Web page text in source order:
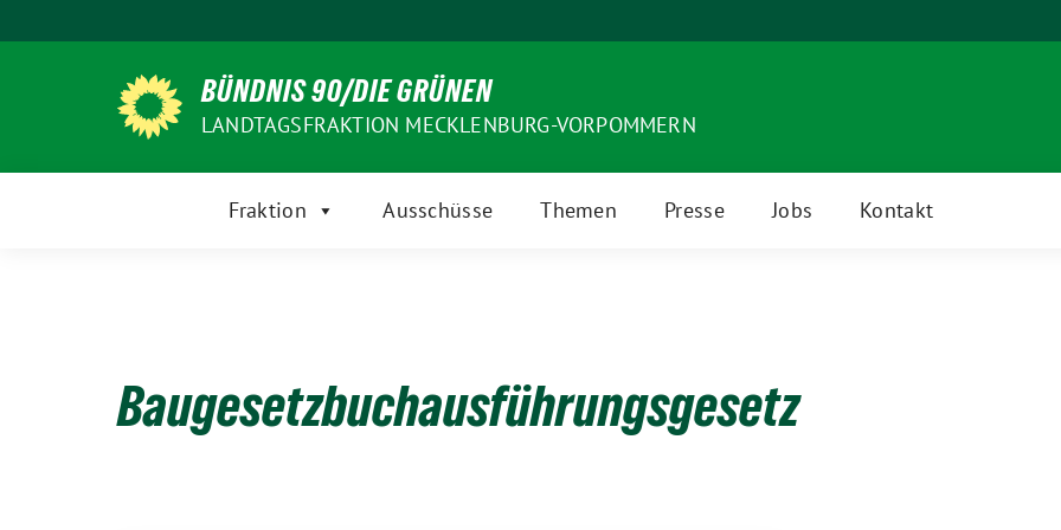
zum
BÜNDNIS 90/DIE GRÜNEN
LANDTAGSFRAKTION MECKLENBURG-VORPOMMERN
Fraktion Ausschüsse Themen Presse Jobs Kontakt
Baugesetzbuchausführungsgesetz